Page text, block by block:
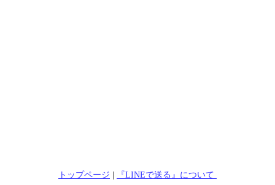
トップページ | 『LINEで送る』について